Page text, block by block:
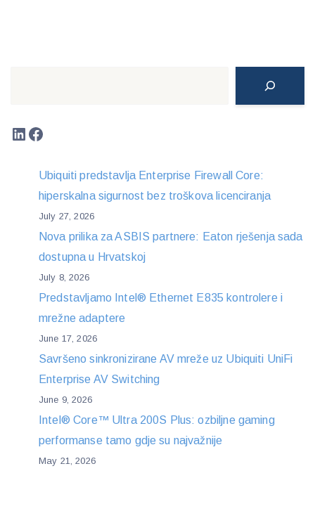
LinkedIn
Facebook
Ubiquiti predstavlja Enterprise Firewall Core:
hiperskalna sigurnost bez troškova licenciranja
July 27, 2026
Nova prilika za ASBIS partnere: Eaton rješenja sada
dostupna u Hrvatskoj
July 8, 2026
Predstavljamo Intel® Ethernet E835 kontrolere i
mrežne adaptere
June 17, 2026
Savršeno sinkronizirane AV mreže uz Ubiquiti UniFi
Enterprise AV Switching
June 9, 2026
Intel® Core™ Ultra 200S Plus: ozbiljne gaming
performanse tamo gdje su najvažnije
May 21, 2026